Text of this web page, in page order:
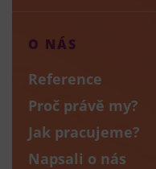
O NÁS
Reference
Proč právě my?
Jak pracujeme?
Napsali o nás